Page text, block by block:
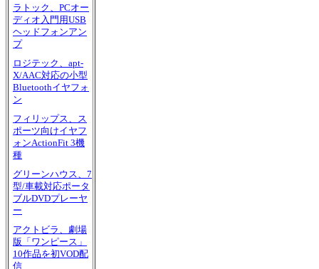
ラトック、PCオー
ディオ入門用USB
ヘッドフォンアン
プ
ロジテック、apt-
X/AAC対応の小型
Bluetoothイヤフォ
ン
フィリップス、ス
ポーツ向けイヤフ
ォンActionFit 3機
種
グリーンハウス、7
型/車載対応ポータ
ブルDVDプレーヤ
ー
アクトビラ、劇場
版「ワンピース」
10作品を初VOD配
信